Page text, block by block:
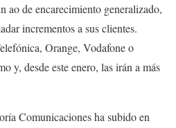
ao de encarecimiento generalizado,
incrementos a sus clientes.
Orange, Vodafone o
y, desde este enero, las irán a más
Comunicaciones ha subido en